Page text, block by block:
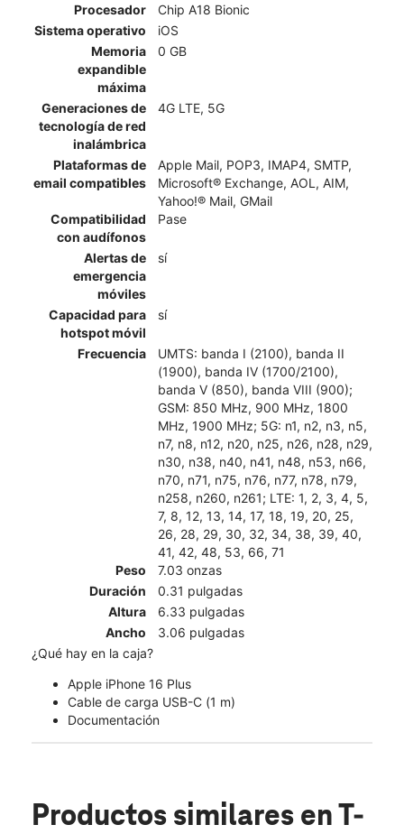
Procesador
Chip A18 Bionic
Sistema operativo
iOS
Memoria
expandible
máxima
0 GB
Generaciones de
tecnología de red
inalámbrica
4G LTE, 5G
Plataformas de
email compatibles
Apple Mail, POP3, IMAP4, SMTP,
Microsoft® Exchange, AOL, AIM,
Yahoo!® Mail, GMail
Compatibilidad
con audífonos
Pase
Alertas de
emergencia
móviles
sí
Capacidad para
hotspot móvil
sí
Frecuencia
UMTS: banda I (2100), banda II
(1900), banda IV (1700/2100),
banda V (850), banda VIII (900);
GSM: 850 MHz, 900 MHz, 1800
MHz, 1900 MHz; 5G: n1, n2, n3, n5,
n7, n8, n12, n20, n25, n26, n28, n29,
n30, n38, n40, n41, n48, n53, n66,
n70, n71, n75, n76, n77, n78, n79,
n258, n260, n261; LTE: 1, 2, 3, 4, 5,
7, 8, 12, 13, 14, 17, 18, 19, 20, 25,
26, 28, 29, 30, 32, 34, 38, 39, 40,
41, 42, 48, 53, 66, 71
Peso
7.03 onzas
Duración
0.31 pulgadas
Altura
6.33 pulgadas
Ancho
3.06 pulgadas
¿Qué hay en la caja?
Apple iPhone 16 Plus
Cable de carga USB-C (1 m)
Documentación
Productos similares en T-